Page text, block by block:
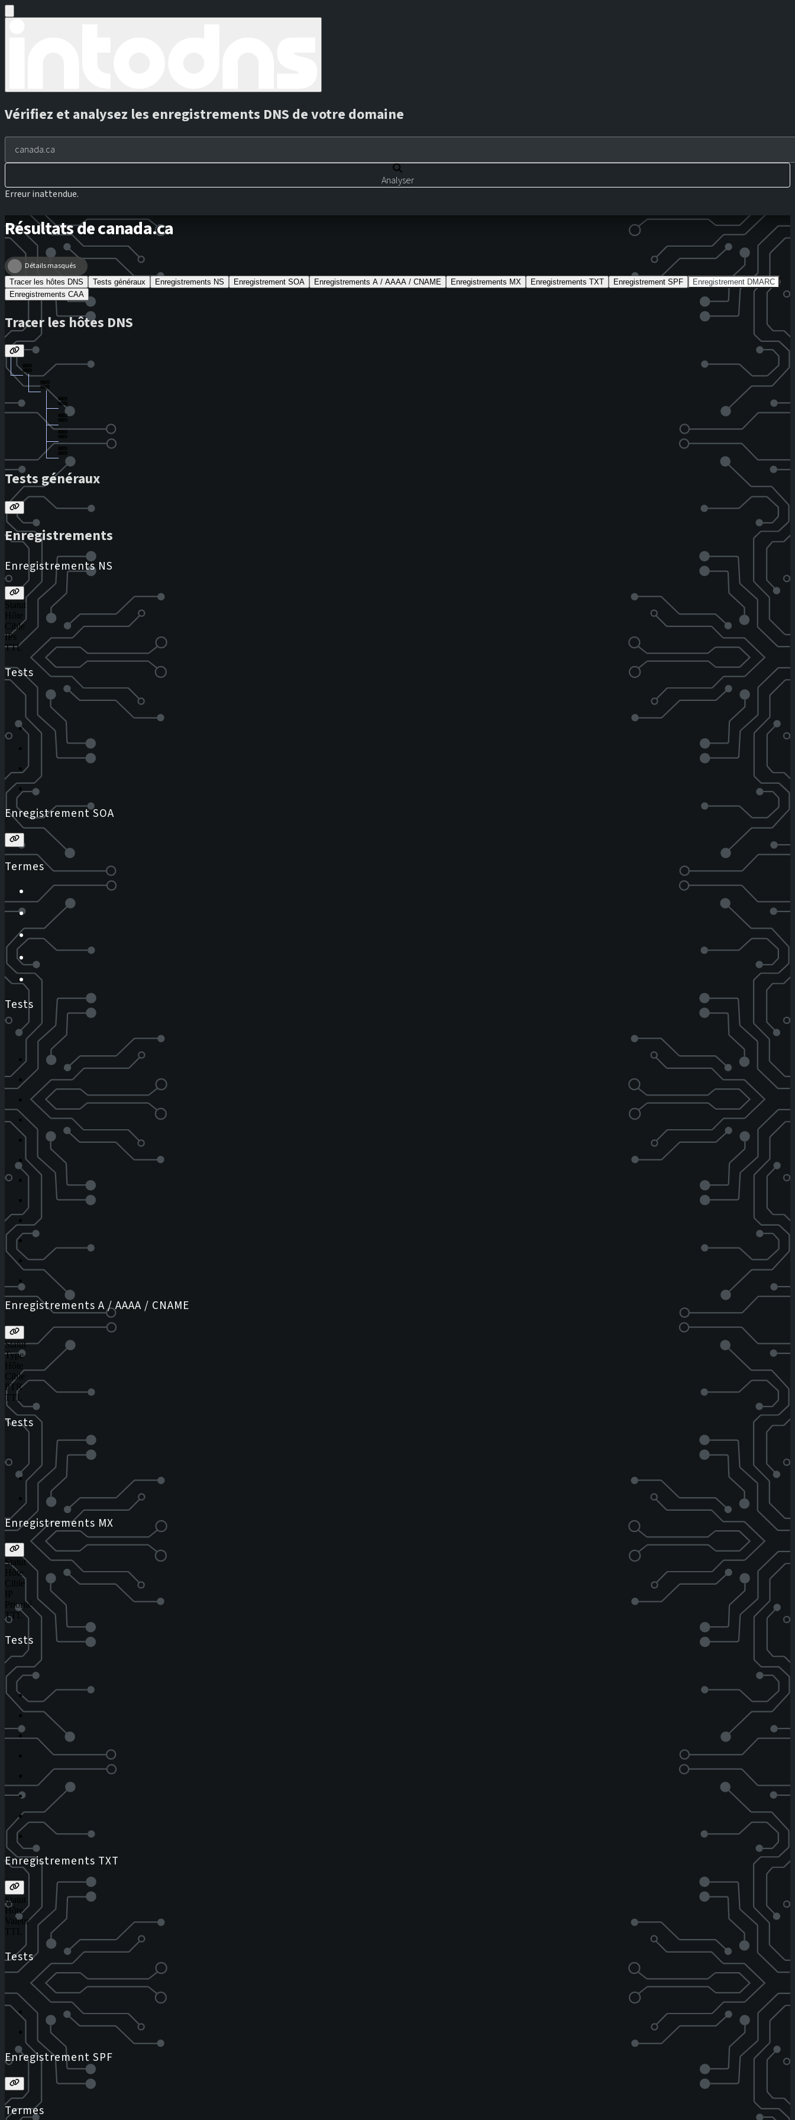
Vérifiez et analysez les enregistrements DNS de votre domaine
Analyser
Erreur inattendue.
Résultats de canada.ca
Détails masqués
Tracer les hôtes DNS Tests généraux Enregistrements NS Enregistrement SOA Enregistrements A / AAAA / CNAME Enregistrements MX Enregistrements TXT Enregistrement SPF
Enregistrement DMARC
Enregistrements CAA
Tracer les hôtes DNS
Tests généraux
Enregistrements
Enregistrements NS
Statut
Hôte
Cible
IPs
TTL
Tests
Enregistrement SOA
Termes
Tests
Enregistrements A / AAAA / CNAME
Statut
Type
Hôte
Cible
PTR
TTL
Tests
Enregistrements MX
Statut
Hôte
Cible
IP
Priorité
TTL
Tests
Enregistrements TXT
Statut
Hôte
Valeur
TTL
Tests
Enregistrement SPF
Termes